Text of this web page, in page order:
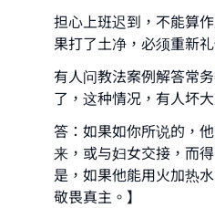
担心上班迟到，不能算
果打了土净，必须重新
有人问教法案例解答常
了，这种情况，有人坏
答：如果如你所说的，
来，或与妇女交接，而
是，如果他能用火加热
敬畏真主。】
"A